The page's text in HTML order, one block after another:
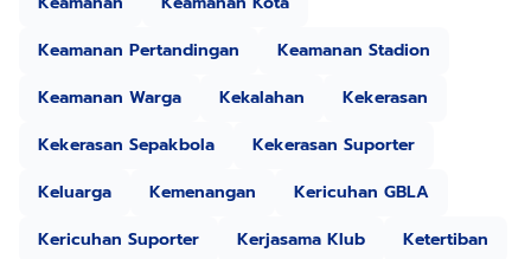
Keamanan Pertandingan
Keamanan Stadion
Keamanan Warga
Kekalahan
Kekerasan
Kekerasan Sepakbola
Kekerasan Suporter
Keluarga
Kemenangan
Kericuhan GBLA
Kericuhan Suporter
Kerjasama Klub
Ketertiban